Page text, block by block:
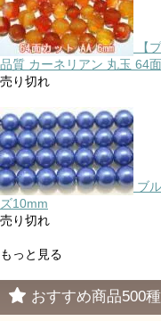
【
品質 カーネリアン 丸玉 64
売り切れ
ブ
ズ10mm
売り切れ
もっと見る
おすすめ商品500種